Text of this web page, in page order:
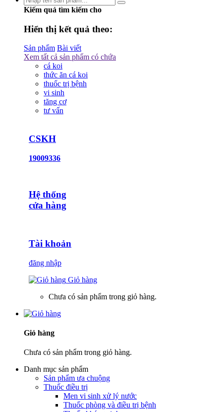
Kiếm quả tìm kiếm cho
Hiển thị kết quả theo:
Sản phẩm Bài viết
Xem tất cả sản phẩm có chứa
cá koi
thức ăn cá koi
thuốc trị bệnh
vi sinh
tăng cơ
tư vấn
CSKH
19009336
Hệ thống
cửa hàng
Tài khoản
đăng nhập
Giỏ hàng
Chưa có sản phẩm trong giỏ hàng.
Giỏ hàng
Chưa có sản phẩm trong giỏ hàng.
Danh mục sản phẩm
Sản phẩm ưa chuộng
Thuốc điều trị
Men vi sinh xử lý nước
Thuốc phòng và điều trị bệnh